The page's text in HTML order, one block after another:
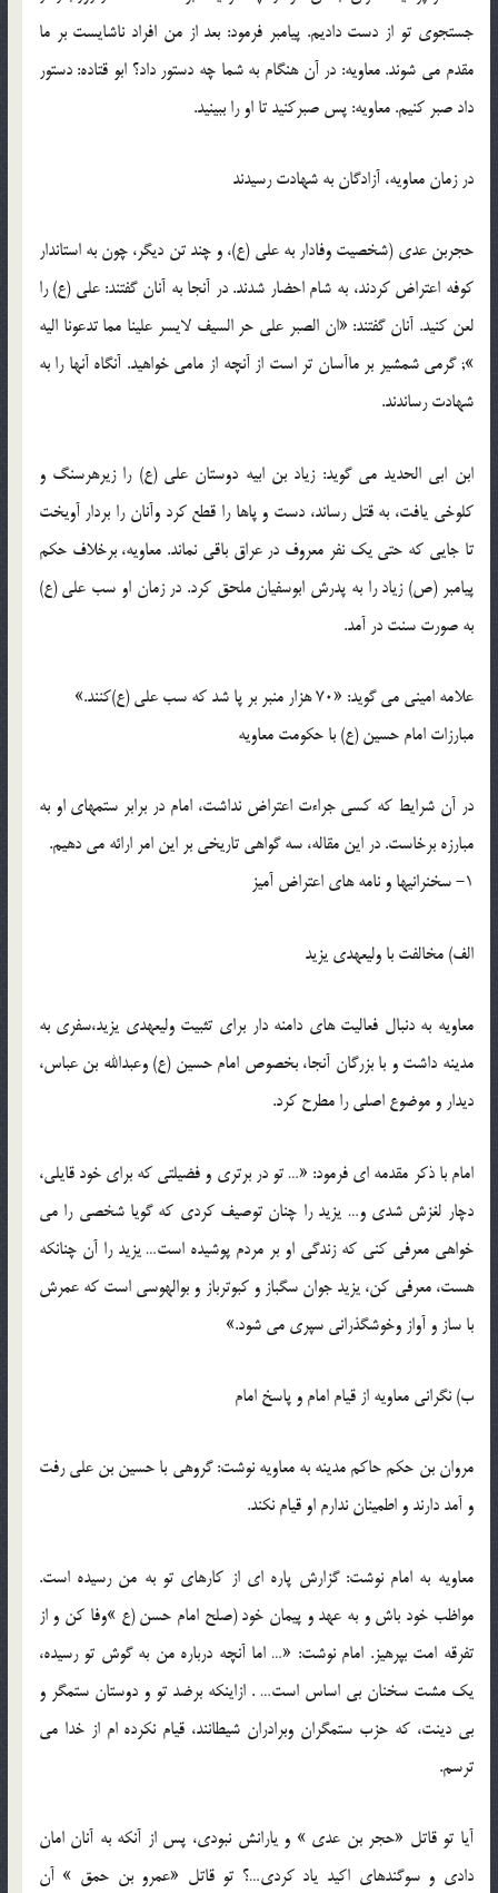
جستجوی تو از دست دادیم. پیامبر فرمود: بعد از من افراد ناشایست بر ما
مقدم می شوند. معاویه: در آن هنگام به شما چه دستور داد؟ ابو قتاده: دستور
داد صبر کنیم. معاویه: پس صبرکنید تا او را ببینید.
در زمان معاویه، آزادگان به شهادت رسیدند
حجربن عدی (شخصیت وفادار به علی (ع)، و چند تن دیگر، چون به استاندار
کوفه اعتراض کردند، به شام احضار شدند. در آنجا به آنان گفتند: علی (ع) را
لعن کنید. آنان گفتند: «ان الصبر علی حر السیف لایسر علینا مما تدعونا الیه
»; گرمی شمشیر بر ماآسان تر است از آنچه از مامی خواهید. آنگاه آنها را به
شهادت رساندند.
ابن ابی الحدید می گوید: زیاد بن ابیه دوستان علی (ع) را زیرهرسنگ و
کلوخی یافت، به قتل رساند، دست و پاها را قطع کرد وآنان را بردار آویخت
تا جایی که حتی یک نفر معروف در عراق باقی نماند. معاویه، برخلاف حکم
پیامبر (ص) زیاد را به پدرش ابوسفیان ملحق کرد. در زمان او سب علی (ع)
به صورت سنت در آمد.
علامه امینی می گوید: «70 هزار منبر بر پا شد که سب علی (ع)کنند.»
مبارزات امام حسین (ع) با حکومت معاویه
در آن شرایط که کسی جراءت اعتراض نداشت، امام در برابر ستمهای او به
مبارزه برخاست. در این مقاله، سه گواهی تاریخی بر این امر ارائه می دهیم.
1- سخنرانیها و نامه های اعتراض آمیز
الف) مخالفت با ولیعهدی یزید
معاویه به دنبال فعالیت های دامنه دار برای تثبیت ولیعهدی یزید،سفری به
مدینه داشت و با بزرگان آنجا، بخصوص امام حسین (ع) وعبدالله بن عباس،
دیدار و موضوع اصلی را مطرح کرد.
امام با ذکر مقدمه ای فرمود: «… تو در برتری و فضیلتی که برای خود قایلی،
دچار لغزش شدی و… یزید را چنان توصیف کردی که گویا شخصی را می
خواهی معرفی کنی که زندگی او بر مردم پوشیده است… یزید را آن چنانکه
هست، معرفی کن، یزید جوان سگباز و کبوترباز و بوالهوسی است که عمرش
با ساز و آواز وخوشگذرانی سپری می شود.»
ب) نگرانی معاویه از قیام امام و پاسخ امام
مروان بن حکم حاکم مدینه به معاویه نوشت: گروهی با حسین بن علی رفت
و آمد دارند و اطمینان ندارم او قیام نکند.
معاویه به امام نوشت: گزارش پاره ای از کارهای تو به من رسیده است.
مواظب خود باش و به عهد و پیمان خود (صلح امام حسن (ع »وفا کن و از
تفرقه امت بپرهیز. امام نوشت: «… اما آنچه درباره من به گوش تو رسیده،
یک مشت سخنان بی اساس است… . ازاینکه برضد تو و دوستان ستمگر و
بی دینت، که حزب ستمگران وبرادران شیطانند، قیام نکرده ام از خدا می
ترسم.
آیا تو قاتل «حجر بن عدی » و یارانش نبودی، پس از آنکه به آنان امان
دادی و سوگندهای اکید یاد کردی…؟ تو قاتل «عمرو بن حمق » آن